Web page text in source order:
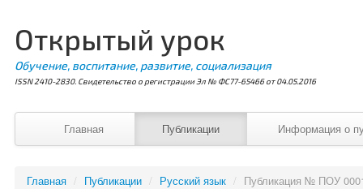
Открытый урок
Обучение, воспитание, развитие, социализация
ISSN 2410-2830. Свидетельство о регистрации Эл № ФС77-65466 от 04.05.2016
Главная Публикации Информация о
Главная / Публикации / Русский язык / Публикация № ПОУ